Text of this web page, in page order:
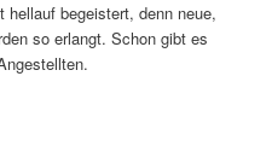
hellauf begeistert, denn neue,
so erlangt. Schon gibt es